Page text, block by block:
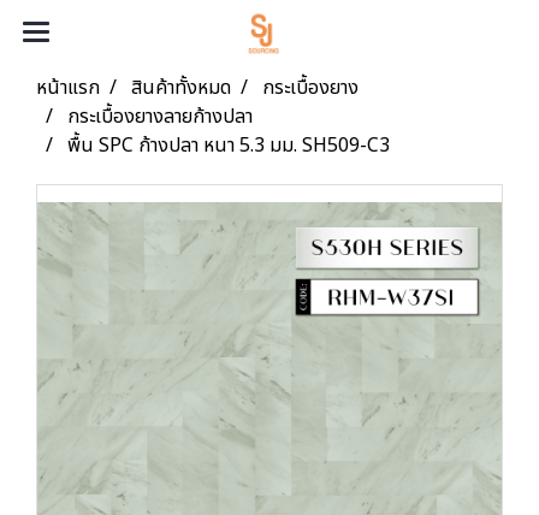
หน้าแรก สินค้าทั้งหมด
กระเบื้องยาง
กระเบื้องยางลายก้างปลา
พื้น SPC ก้างปลา หนา 5.3 มม. SH509-C3